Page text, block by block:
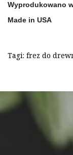
Wyprodukowano
Made in USA
Tagi: frez do